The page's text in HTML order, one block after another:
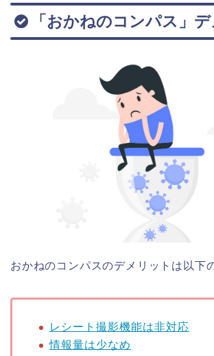
「おかねのコンパス」
おかねのコンパスのデメリットは以下
レシート撮影機能は非対応
情報量は少なめ